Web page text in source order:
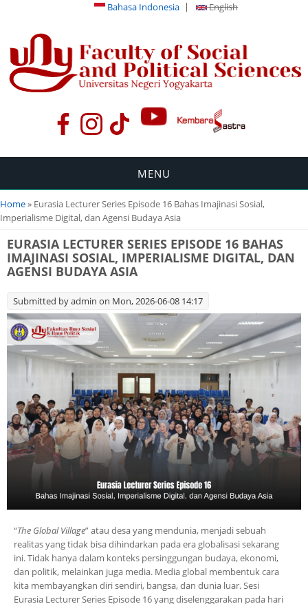
Bahasa Indonesia English
MENU
You are here
Home» Eurasia Lecturer Series Episode 16 Bahas Imajinasi Sosial,
Imperialisme Digital, dan Agensi Budaya Asia
EURASIA LECTURER SERIES EPISODE 16 BAHAS
IMAJINASI SOSIAL, IMPERIALISME DIGITAL, DAN
AGENSI BUDAYA ASIA
Submitted byadmin on Mon, 2026-06-08 14:17
“The Global Village” atau desa yang mendunia, menjadi sebuah
realitas yang tidak bisa dihindarkan pada era globalisasi sekarang
ini. Tidak hanya dalam konteks persinggungan budaya, ekonomi,
dan politik, melainkan juga media. Media global membentuk cara
kita membayangkan diri sendiri, bangsa, dan dunia luar. Sesi
Eurasia Lecturer Series Episode 16 yang diselenggarakan pada hari